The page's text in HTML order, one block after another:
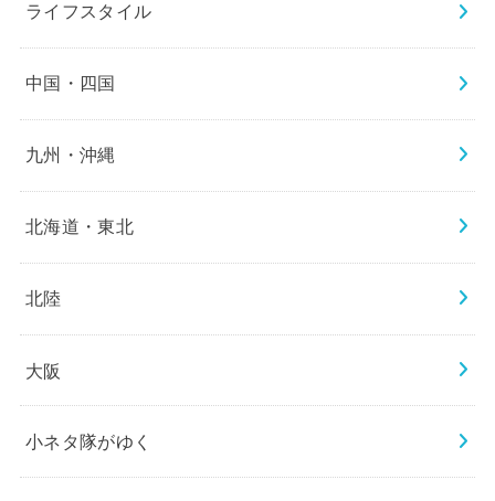
ライフスタイル
中国・四国
九州・沖縄
北海道・東北
北陸
大阪
小ネタ隊がゆく